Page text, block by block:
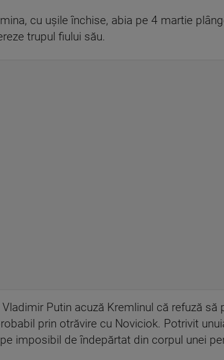
cu ușile închise, abia pe 4 martie
trupul fiului său.
Putin acuză Kremlinul că refuză
prin otrăvire cu Noviciok. Potrivit
imposibil de îndepărtat din corpul unei